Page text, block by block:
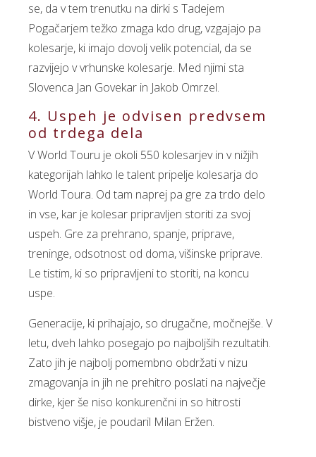
se, da v tem trenutku na dirki s Tadejem
Pogačarjem težko zmaga kdo drug, vzgajajo pa
kolesarje, ki imajo dovolj velik potencial, da se
razvijejo v vrhunske kolesarje. Med njimi sta
Slovenca Jan Govekar in Jakob Omrzel.
4. Uspeh je odvisen predvsem
od trdega dela
V World Touru je okoli 550 kolesarjev in v nižjih
kategorijah lahko le talent pripelje kolesarja do
World Toura. Od tam naprej pa gre za trdo delo
in vse, kar je kolesar pripravljen storiti za svoj
uspeh. Gre za prehrano, spanje, priprave,
treninge, odsotnost od doma, višinske priprave.
Le tistim, ki so pripravljeni to storiti, na koncu
uspe.
Generacije, ki prihajajo, so drugačne, močnejše. V
letu, dveh lahko posegajo po najboljših rezultatih.
Zato jih je najbolj pomembno obdržati v nizu
zmagovanja in jih ne prehitro poslati na največje
dirke, kjer še niso konkurenčni in so hitrosti
bistveno višje, je poudaril Milan Eržen.